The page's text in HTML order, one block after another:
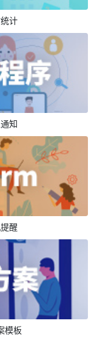
计
知
醒
模板